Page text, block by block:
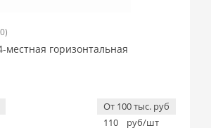
местная горизонтальная
От 100 тыс. руб
110
руб/шт